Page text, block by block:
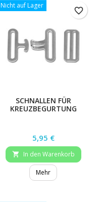
Nicht auf Lager
SCHNALLEN FÜR
KREUZBEGURTUNG
Preis
5,95 €
 In den Warenkorb
Mehr
favorite_border